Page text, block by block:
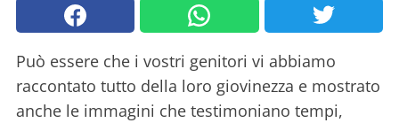
Può essere che i vostri genitori vi abbiamo
raccontato tutto della loro giovinezza e mostrato
anche le immagini che testimoniano tempi,